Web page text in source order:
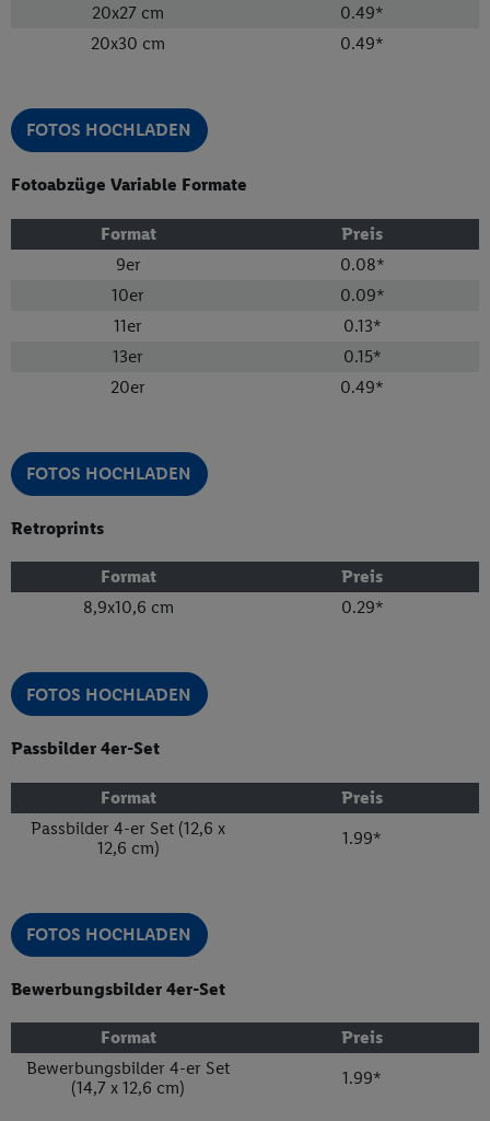
20x27 cm
0.49*
20x30 cm
0.49*
FOTOS HOCHLADEN
Fotoabzüge Variable Formate
Format
Preis
9er
0.08*
10er
0.09*
11er
0.13*
13er
0.15*
20er
0.49*
FOTOS HOCHLADEN
Retroprints
Format
Preis
8,9x10,6 cm
0.29*
FOTOS HOCHLADEN
Passbilder 4er-Set
Format
Preis
Passbilder 4-er Set (12,6 x
12,6 cm)
1.99*
FOTOS HOCHLADEN
Bewerbungsbilder 4er-Set
Format
Preis
Bewerbungsbilder 4-er Set
(14,7 x 12,6 cm)
1.99*